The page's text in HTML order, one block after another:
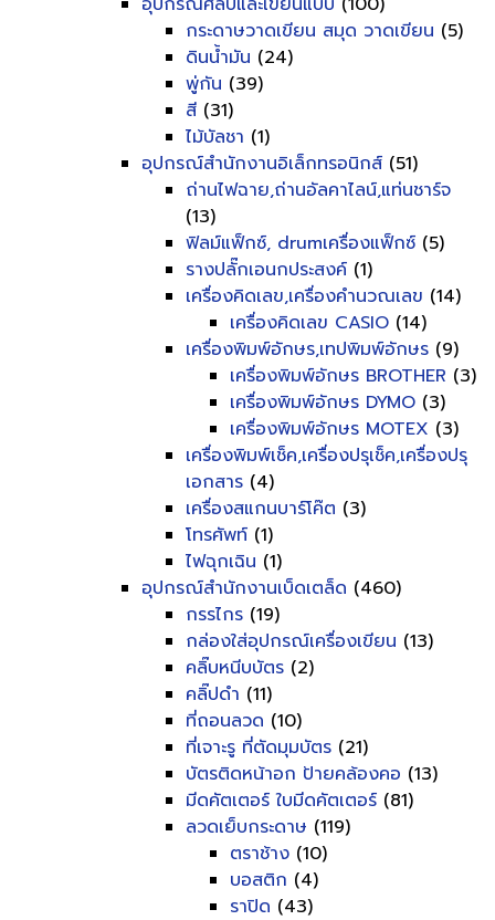
กระดาษวาดเขียน สมุด วาดเขียน (5)
ดินน้ำมัน (24)
พู่กัน (39)
สี (31)
ไม้บัลชา (1)
อุปกรณ์สำนักงานอิเล็กทรอนิกส์ (51)
ถ่านไฟฉาย,ถ่านอัลคาไลน์,แท่นชาร์จ
(13)
ฟิลม์แฟ็กซ์, drumเครื่องแฟ็กซ์ (5)
รางปลั๊กเอนกประสงค์ (1)
เครื่องคิดเลข,เครื่องคำนวณเลข (14)
เครื่องคิดเลข CASIO (14)
เครื่องพิมพ์อักษร,เทปพิมพ์อักษร (9)
เครื่องพิมพ์อักษร BROTHER (3)
เครื่องพิมพ์อักษร DYMO (3)
เครื่องพิมพ์อักษร MOTEX (3)
เครื่องพิมพ์เช็ค,เครื่องปรุเช็ค,เครื่องปรุ
เอกสาร (4)
เครื่องสแกนบาร์โค๊ต (3)
โทรศัพท์ (1)
ไฟฉุกเฉิน (1)
อุปกรณ์สำนักงานเบ็ดเตล็ด (460)
กรรไกร (19)
กล่องใส่อุปกรณ์เครื่องเขียน (13)
คลิ๊บหนีบบัตร (2)
คลิ๊ปดำ (11)
ที่ถอนลวด (10)
ที่เจาะรู ที่ตัดมุมบัตร (21)
บัตรติดหน้าอก ป้ายคล้องคอ (13)
มีดคัตเตอร์ ใบมีดคัตเตอร์ (81)
ลวดเย็บกระดาษ (119)
ตราช้าง (10)
บอสติก (4)
ราปิด (43)